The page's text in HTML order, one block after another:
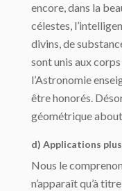
encore, dans la
célestes,
divins, de
sont unis aux
l’Astronomie
être honorés.
géométrique
d) Applications
Nous le
n’apparaît qu’à